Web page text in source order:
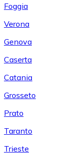
Foggia
Verona
Genova
Caserta
Catania
Grosseto
Prato
Taranto
Trieste